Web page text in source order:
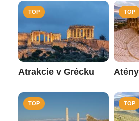
TOP
Atrakcie v Grécku
TOP
Atény
TOP TOP